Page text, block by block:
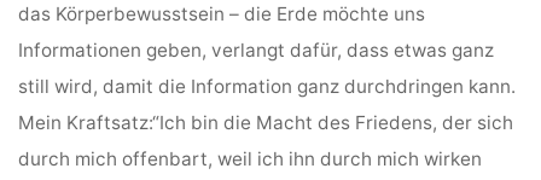
das Körperbewusstsein – die Erde möchte uns
Informationen geben, verlangt dafür, dass etwas ganz
still wird, damit die Information ganz durchdringen kann.
Mein Kraftsatz:“Ich bin die Macht des Friedens, der sich
durch mich offenbart, weil ich ihn durch mich wirken